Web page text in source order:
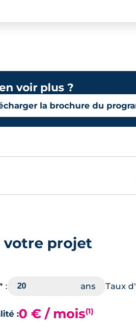
voir plus ?
la brochure du
votre projet
: Taux
:0 € / mois(1)